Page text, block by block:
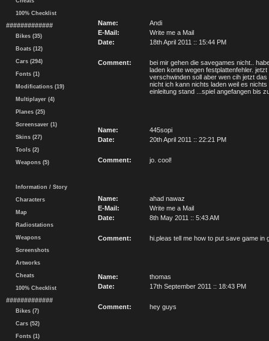
100% Checklist
#############
Bikes (35)
Boats (12)
Cars (294)
Fonts (1)
Modifications (19)
Multiplayer (4)
Planes (25)
Screensaver (1)
Skins (27)
Tools (2)
Weapons (5)
Information / Story
Characters
Map
Radiostations
Weapons
Screenshots
Artworks
Cheats
100% Checklist
#############
Bikes (7)
Cars (52)
Fonts (1)
Name:
Andi
E-Mail:
Write me a Mail
Date:
18th April 2011 :: 15:44 PM
Comment:
bei mir gehen die savegames nicht..
laden konte wegen festplattenfehler.
verschwinden soll aber wen cih jetzt
nicht ich kann nichts laden weil es
einleitung stand ...spiel angefangen bis
Name:
445sopi
Date:
20th April 2011 :: 22:21 PM
Comment: jo. cool!
Name:
ahad nawaz
E-Mail:
Write me a Mail
Date:
8th May 2011 :: 5:43 AM
Comment: hi.pleas tell me how to put save game in
Name:
thomas
Date:
17th September 2011 :: 18:43 PM
Comment: hey guys